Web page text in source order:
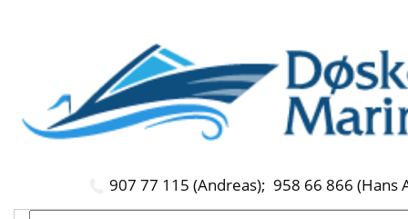
907 77 115 (Andreas); 958 66 866 (Hans